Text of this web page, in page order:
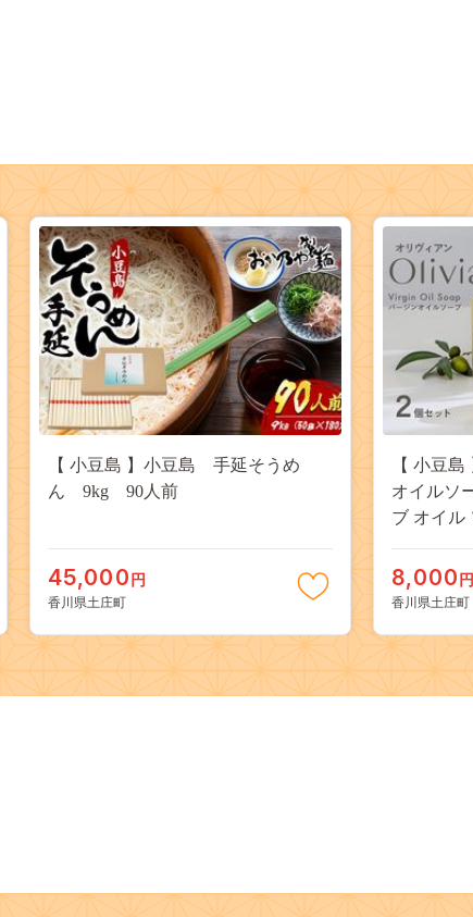
【 小豆島 】小豆島 手延そうめ
ん 9kg 90人前
45,000 円
香川県土庄町
【 小豆
オイルソ
ブ オイル
っぱり す
県 土庄 土
8,000 円
香川県土庄町